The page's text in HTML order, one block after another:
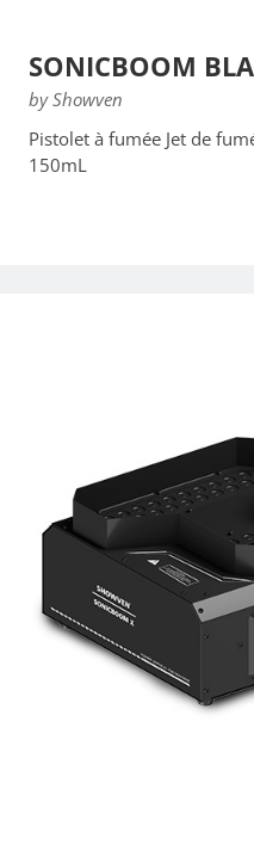
SONICBOOM
by Showven
Pistolet à fumée Jet de
150mL